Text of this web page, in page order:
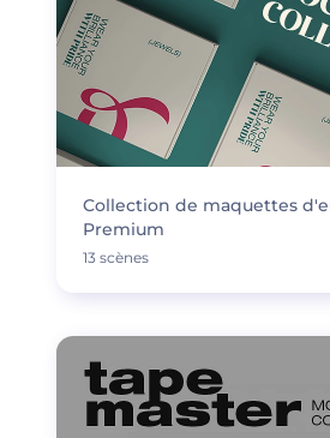
Collection de maquettes
Premium
13 scènes